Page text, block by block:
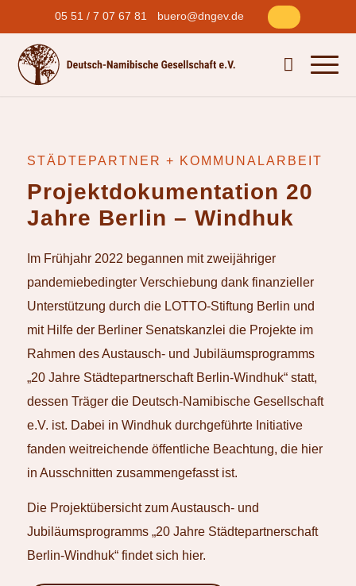
05 51 / 7 07 67 81 buero@dngev.de
STÄDTEPARTNER + KOMMUNALARBEIT
Projektdokumentation 20
Jahre Berlin – Windhuk
Im Frühjahr 2022 begannen mit zweijähriger
pandemiebedingter Verschiebung dank finanzieller
Unterstützung durch die LOTTO-Stiftung Berlin und
mit Hilfe der Berliner Senatskanzlei die Projekte im
Rahmen des Austausch- und Jubiläumsprogramms
„20 Jahre Städtepartnerschaft Berlin-Windhuk“ statt,
dessen Träger die Deutsch-Namibische Gesellschaft
e.V. ist. Dabei in Windhuk durchgeführte Initiative
fanden weitreichende öffentliche Beachtung, die hier
in Ausschnitten zusammengefasst ist.
Die Projektübersicht zum Austausch- und
Jubiläumsprogramms „20 Jahre Städtepartnerschaft
Berlin-Windhuk“ findet sich hier.